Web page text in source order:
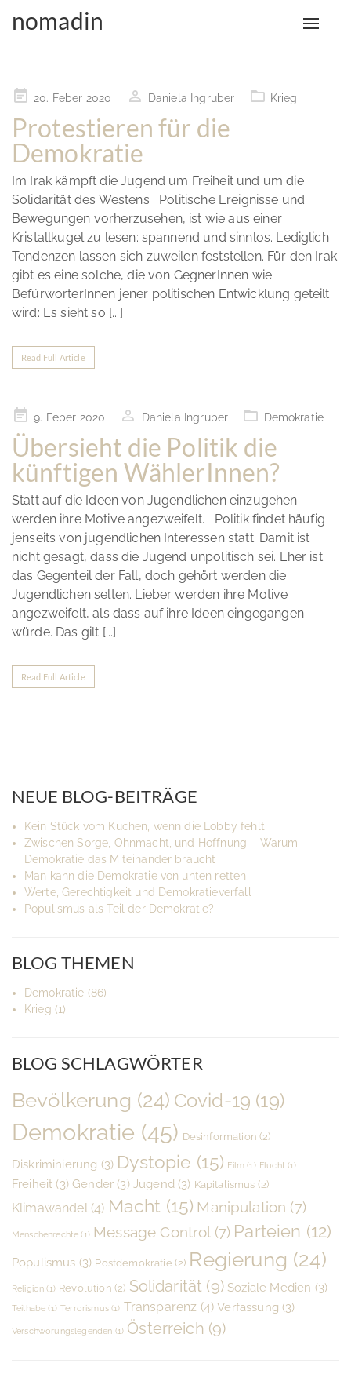
nomadin
Toggle
Posted20. Feber 2020 Daniela Ingruber Krieg
Protestieren für die
Demokratie
Im Irak kämpft die Jugend um Freiheit und um die
Solidarität des Westens Politische Ereignisse und
Bewegungen vorherzusehen, ist wie aus einer
Kristallkugel zu lesen: spannend und sinnlos. Lediglich
Tendenzen lassen sich zuweilen feststellen. Für den Irak
gibt es eine solche, die von GegnerInnen wie
BefürworterInnen jener politischen Entwicklung geteilt
wird: Es sieht so [...]
Read Full Article
Posted
on
9. Feber 2020 Daniela Ingruber Demokratie
Übersieht die Politik die
künftigen WählerInnen?
Statt auf die Ideen von Jugendlichen einzugehen
werden ihre Motive angezweifelt. Politik findet häufig
jenseits von jugendlichen Interessen statt. Damit ist
nicht gesagt, dass die Jugend unpolitisch sei. Eher ist
das Gegenteil der Fall, doch gehört werden die
Jugendlichen selten. Lieber werden ihre Motive
angezweifelt, als dass auf ihre Ideen eingegangen
würde. Das gilt [...]
Read Full Article
NEUE BLOG-BEITRÄGE
Kein Stück vom Kuchen, wenn die Lobby fehlt
Zwischen Sorge, Ohnmacht, und Hoffnung – Warum
Demokratie das Miteinander braucht
Man kann die Demokratie von unten retten
Werte, Gerechtigkeit und Demokratieverfall
Populismus als Teil der Demokratie?
BLOG THEMEN
Demokratie (86)
Krieg (1)
BLOG SCHLAGWÖRTER
Bevölkerung (24) Covid-19 (19)
Demokratie (45) Desinformation (2)
Diskriminierung (3) Dystopie (15) Film (1) Flucht (1)
Freiheit (3) Gender (3) Jugend (3) Kapitalismus (2)
Klimawandel(4) Macht (15) Manipulation (7)
Menschenrechte (1) Message Control (7) Parteien (12)
Populismus (3) Postdemokratie (2) Regierung (24)
Religion (1) Revolution (2) Solidarität (9) Soziale Medien (3)
Teilhabe (1) Terrorismus(1) Transparenz (4) Verfassung (3)
Verschwörungslegenden (1) Österreich (9)